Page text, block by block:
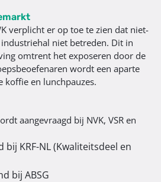
verplicht er op toe te zien dat niet-
niet betreden. Dit in
omtrent het exposeren door de
wordt een aparte
en lunchpauzes.
aangevraagd bij NVK, VSR en
KRF-NL (Kwaliteitsdeel en
bij ABSG